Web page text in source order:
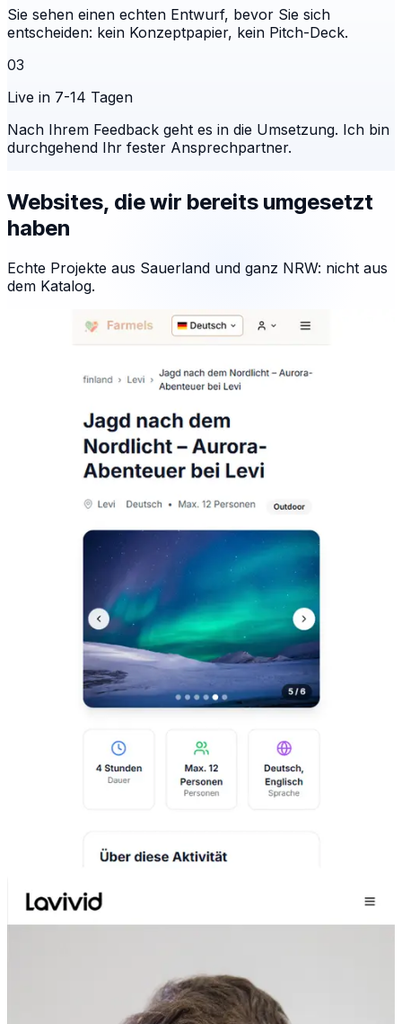
Sie sehen einen echten Entwurf, bevor Sie sich
entscheiden: kein Konzeptpapier, kein Pitch-Deck.
03
Live in 7-14 Tagen
Nach Ihrem Feedback geht es in die Umsetzung. Ich bin
durchgehend Ihr fester Ansprechpartner.
Websites, die wir bereits umgesetzt
haben
Echte Projekte aus Sauerland und ganz NRW: nicht aus
dem Katalog.